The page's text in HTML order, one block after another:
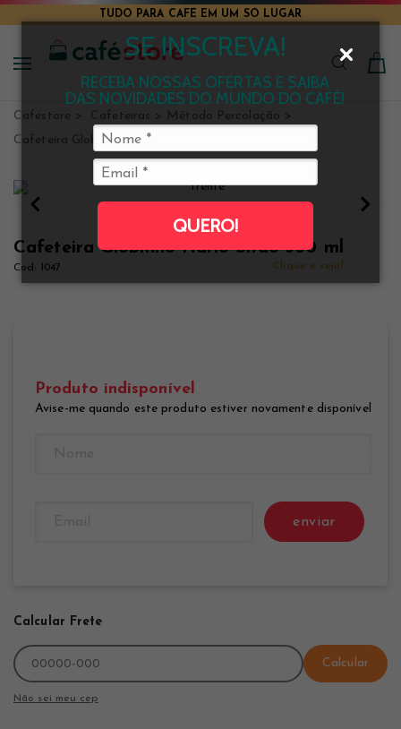
SE INSCREVA!
RECEBA NOSSAS OFERTAS E SAIBA
DAS NOVIDADES DO MUNDO DO CAFÉ!
QUERO!
TUDO PARA CAFÉ EM UM SÓ LUGAR
Cafestore Cafeteiras
Método Percolação
Cafeteira Globinho
Cafeteira Globinho Hario Sifão 360 ml
1047 Clique e veja!
Produto indisponível
Avise-me quando este produto estiver novamente disponível
enviar
Calcular Frete
Calcular
Não sei meu cep